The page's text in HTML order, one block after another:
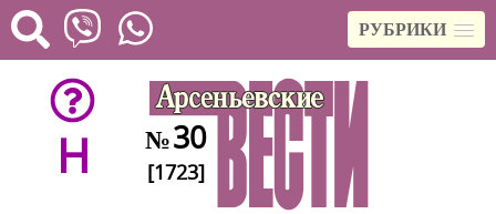
РУБРИКИ
H №30
[1723]